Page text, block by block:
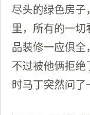
尽头的绿色房子
里，所有的一
品装修一应俱全
不过被他俩拒绝
时马丁突然问了